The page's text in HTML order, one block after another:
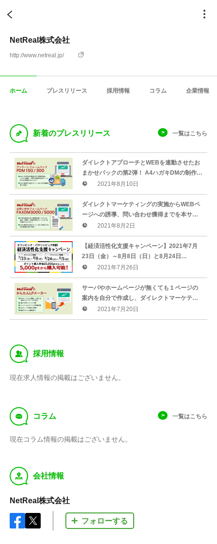
NetReal株式会社
http://www.netreal.jp/
ホーム プレスリリース 採用情報 コラム 企業情報
D 新着のプレスリリース 一覧はこちら
ダイレクトアプローチとWEBを連動させたお
まかせパックの第2弾！ A4ハガキDMの制作か
ら発送、宛先抽出、アンケートフォーム付き
WEBページの作成まで一括対応！
2021年8月10日
ダイレクトマーケティングの実施からWEBペ
ージへの誘導、問い合わせ獲得までを本サー
ビス１つで完結できます。第一弾はFAXDMパ
ック！
2021年8月2日
【経済活性化支援キャンペーン】2021年7月
23日（金）～8月8日（日）と8月24日
（火）〜9月5日（日）の期間中、NetReal+の
ポイント購入単価を特別提供
2021年7月26日
サーバやホームページが無くても１ページの
案内を自分で作成し、ダイレクトマーケティ
ングツールと組み合わせて使える「かんたん
LPメーカー」がNetReal+ に登場
2021年7月20日
‰ 採用情報
現在求人情報の掲載はございません。
f コラム 一覧はこちら
現在コラム情報の掲載はございません。
y 会社情報
NetReal株式会社
フォローする